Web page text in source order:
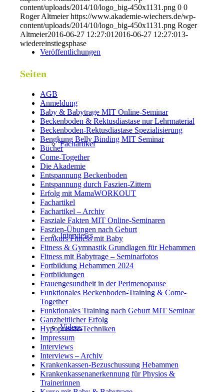
Veröffentlichungen
Fachartikel
Interviews
Videos
content/uploads/2014/10/logo_big-450x1131.png 0 0
Roger Altmeier https://www.akademie-wiechers.de/wp-
content/uploads/2014/10/logo_big-450x1131.png Roger
Altmeier2016-06-27 12:27:01 2016-06-27 12:27:013-
wiedereinstiegsphase
Seiten
AGB
Anmeldung
Baby & Babytrage MIT Online-Seminar
Beckenboden & Rektusdiastase nur Lehrmaterial
Beckenboden-Rektusdiastase Spezialisierung
Bengkung Belly Binding MIT Seminar
Bücher
Come-Together
Die Akademie
Entspannung Beckenboden
Entspannung durch Faszien-Zittern
Erfolg mit MamaWORKOUT
Fachartikel
Fachartikel – Archiv
Fasziale Fakten MIT Online-Seminaren
Faszien-Übungen nach Geburt
Fernkurs Fitness mit Baby
Fitness & Gymnastik Grundlagen für Hebammen
Fitness mit Babytrage – Seminarfotos
Fortbildung Hebammen 2024
Fortbildungen
Frauengesundheit in der Perimenopause
Funktionales Beckenboden-Training & Come-
Together
Funktionales Training nach Geburt MIT Seminar
Ganzheitlicher Erfolg
Hypopressiv-Techniken
Impressum
Interviews
Interviews – Archiv
Krankenkassen-Bezuschussung Hebammen
Krankenkassenanerkennung für Physios &
Trainerinnen